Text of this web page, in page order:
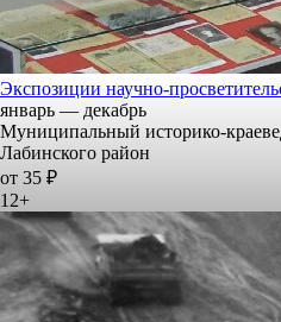
Экспозиции научно-
январь — декабрь
Муниципальный историко-
Лабинского район
от 35 ₽
12+